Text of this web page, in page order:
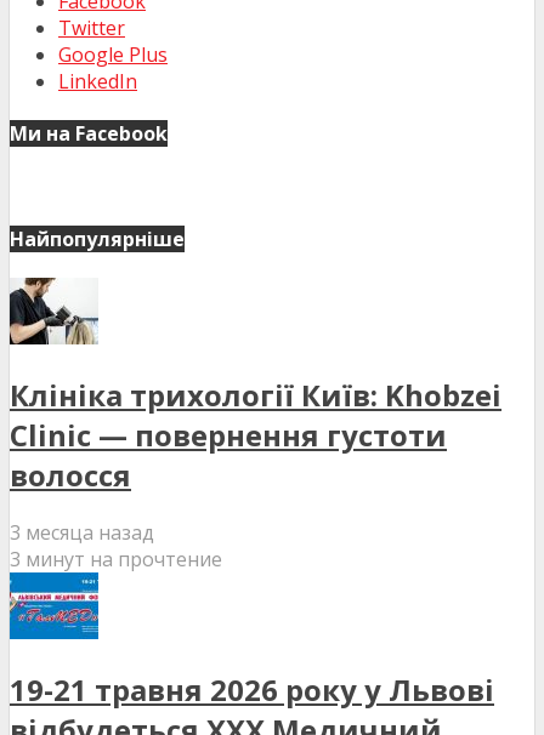
Twitter
Google Plus
LinkedIn
Ми на Facebook
Найпопулярніше
Клініка трихології Київ: Khobzei
Clinic — повернення густоти
волосся
3 месяца назад
3 минут на прочтение
19-21 травня 2026 року у Львові